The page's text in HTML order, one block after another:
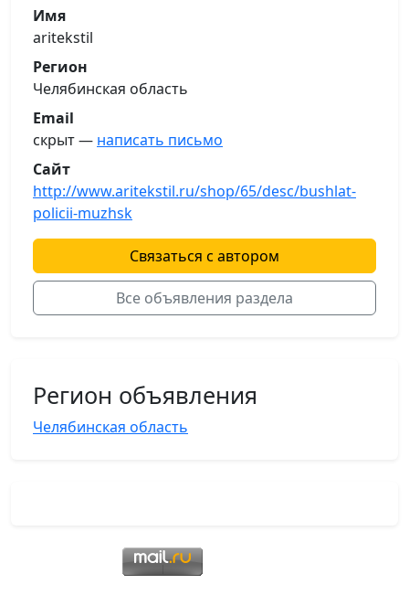
Имя
aritekstil
Регион
Челябинская область
Email
скрыт — написать письмо
Сайт
http://www.aritekstil.ru/shop/65/desc/bushlat-
policii-muzhsk
Связаться с автором
Все объявления раздела
Регион объявления
Челябинская область